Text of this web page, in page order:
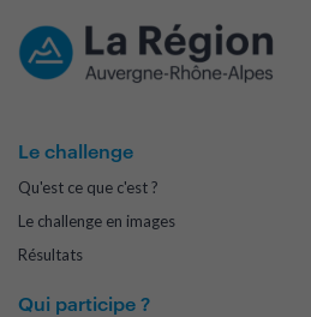
Le challenge
Qu'est ce que c'est ?
Le challenge en images
Résultats
Qui participe ?